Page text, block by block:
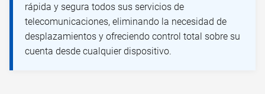
rápida y segura todos sus servicios de
telecomunicaciones, eliminando la necesidad de
desplazamientos y ofreciendo control total sobre su
cuenta desde cualquier dispositivo.